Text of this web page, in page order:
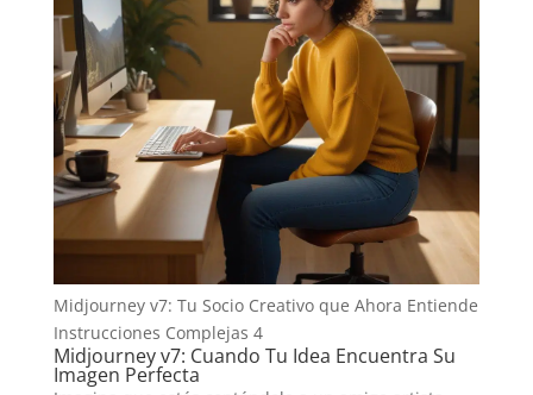
Midjourney v7: Tu Socio Creativo que Ahora Entiende
Instrucciones Complejas 4
Midjourney v7: Cuando Tu Idea Encuentra Su
Imagen Perfecta